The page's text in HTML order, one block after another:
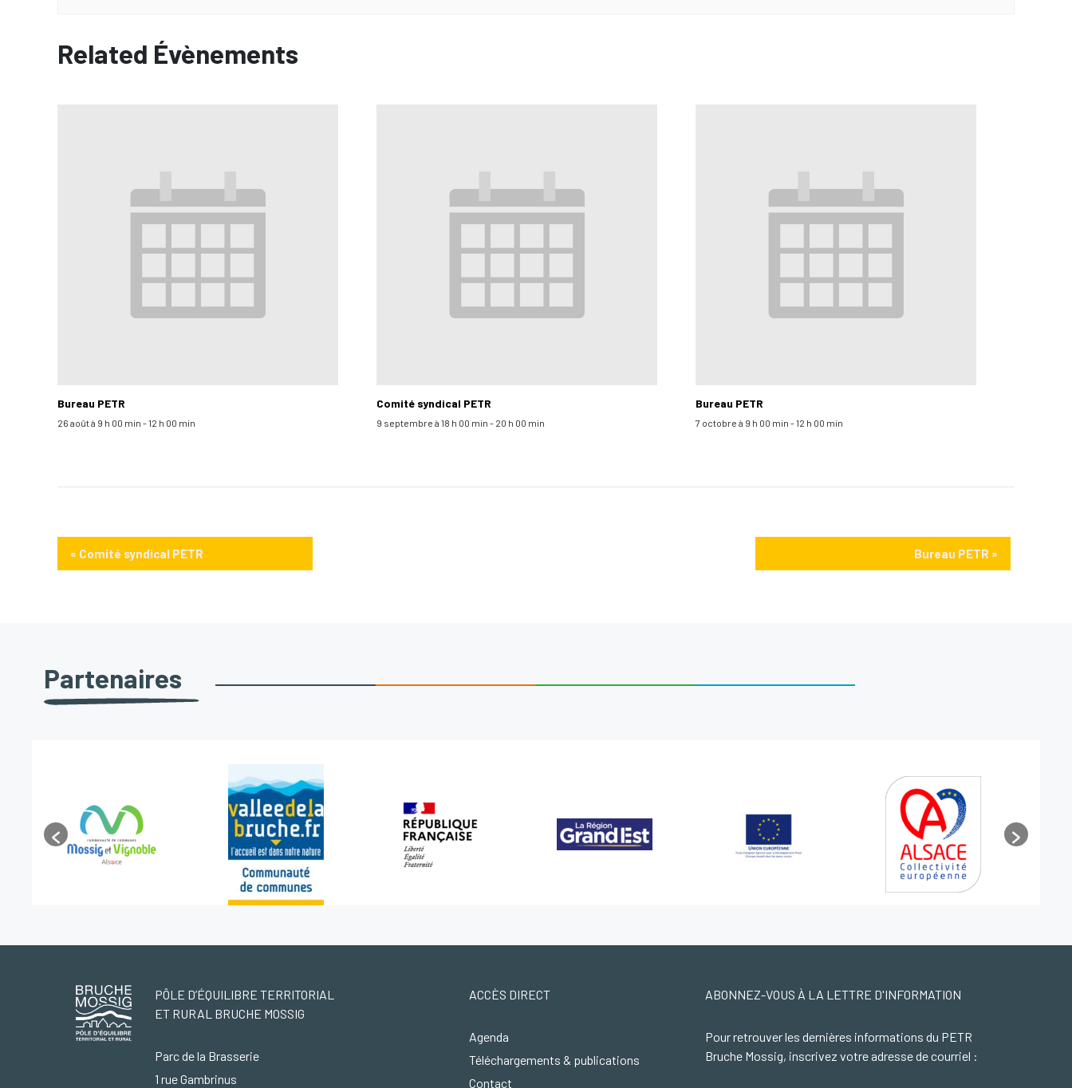
Related Évènements
Bureau PETR
26 août à 9 h 00 min -12 h 00 min
Comité syndical PETR
9 septembre à 18 h 00 min - 20 h 00 min
Bureau PETR
7 octobre à 9 h 00 min -12 h 00 min
« Comité syndical PETR Bureau PETR »
Partenaires
PÔLE D’ÉQUILIBRE TERRITORIAL
ET RURAL BRUCHE MOSSIG
Parc de la Brasserie
1 rue Gambrinus
ACCÈS DIRECT
Agenda
Téléchargements & publications
Contact
ABONNEZ-VOUS À LA LETTRE D'INFORMATION
Pour retrouver les dernières informations du PETR
Bruche Mossig, inscrivez votre adresse de courriel :